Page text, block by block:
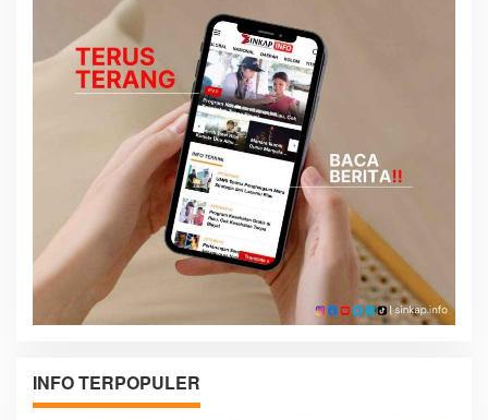
INFO TERPOPULER